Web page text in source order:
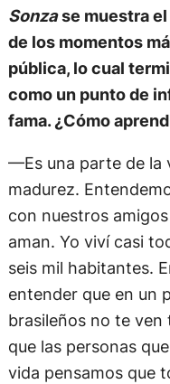
Sonzase muestra
de los momentos
pública, lo cual
como un punto de
fama. ¿Cómo
—Es una parte de la
madurez.
con nuestros
aman. Yo viví casi
seis mil habitantes.
entender que en un
brasileños no te
que las personas
vida pensamos que